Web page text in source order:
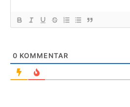
0 KOMMENTAR